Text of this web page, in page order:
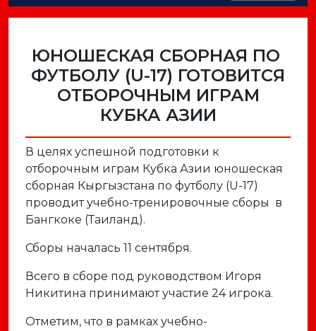
ЮНОШЕСКАЯ СБОРНАЯ ПО ​​
ФУТБОЛУ (U-17) ГОТОВИТСЯ
ОТБОРОЧНЫМ ИГРАМ
КУБКА АЗИИ
В целях успешной подготовки к
отборочным играм Кубка Азии юношеская
сборная Кыргызстана по футболу (U-17)
проводит учебно-тренировочные сборы в
Бангкоке (Таиланд).
Сборы началась 11 сентября.
Всего в сборе под руководством Игоря
Никитина принимают участие 24 игрока.
Отметим, что в рамках учебно-